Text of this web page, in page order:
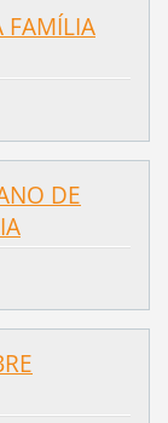
FAMÍLIA
DE